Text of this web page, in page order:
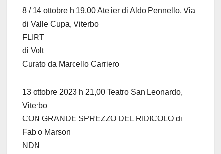
8 / 14 ottobre h 19,00 Atelier di Aldo Pennello, Via
di Valle Cupa, Viterbo
FLIRT
di Volt
Curato da Marcello Carriero
13 ottobre 2023 h 21,00 Teatro San Leonardo,
Viterbo
CON GRANDE SPREZZO DEL RIDICOLO di
Fabio Marson
NDN